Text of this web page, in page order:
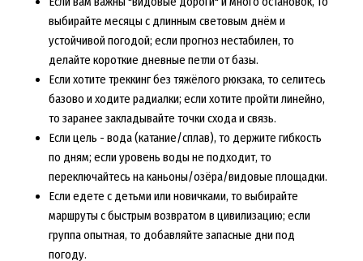
выбирайте месяцы с длинным световым днём и
устойчивой погодой; если прогноз нестабилен, то
делайте короткие дневные петли от базы.
Если хотите треккинг без тяжёлого рюкзака, то селитесь
базово и ходите радиалки; если хотите пройти линейно,
то заранее закладывайте точки схода и связь.
Если цель - вода (катание/сплав), то держите гибкость
по дням; если уровень воды не подходит, то
переключайтесь на каньоны/озёра/видовые площадки.
Если едете с детьми или новичками, то выбирайте
маршруты с быстрым возвратом в цивилизацию; если
группа опытная, то добавляйте запасные дни под
погоду.